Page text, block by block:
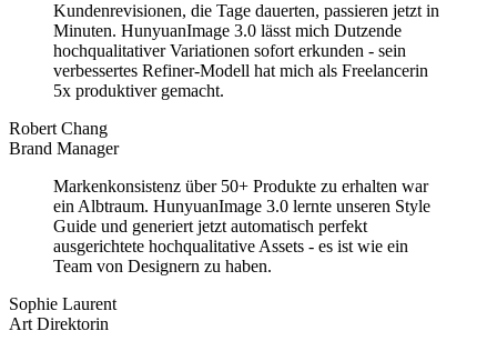
Kundenrevisionen, die Tage dauerten, passieren jetzt in
Minuten. HunyuanImage 3.0 lässt mich Dutzende
hochqualitativer Variationen sofort erkunden - sein
verbessertes Refiner-Modell hat mich als Freelancerin
5x produktiver gemacht.
Robert Chang
Brand Manager
Markenkonsistenz über 50+ Produkte zu erhalten war
ein Albtraum. HunyuanImage 3.0 lernte unseren Style
Guide und generiert jetzt automatisch perfekt
ausgerichtete hochqualitative Assets - es ist wie ein
Team von Designern zu haben.
Sophie Laurent
Art Direktorin